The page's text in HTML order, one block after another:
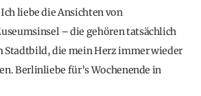
liebe die Ansichten von
– die gehören tatsächlich
Stadtbild, die mein Herz immer wieder
Berlinliebe für’s Wochenende in